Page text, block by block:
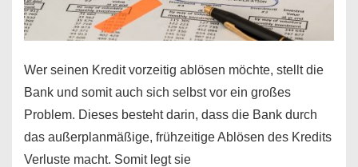
Wer seinen Kredit vorzeitig ablösen möchte, stellt die
Bank und somit auch sich selbst vor ein großes
Problem. Dieses besteht darin, dass die Bank durch
das außerplanmäßige, frühzeitige Ablösen des Kredits
Verluste macht. Somit legt sie